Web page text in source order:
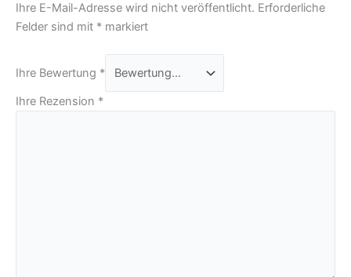
Ihre E-Mail-Adresse wird nicht veröffentlicht. Erforderliche
Felder sind mit * markiert
Ihre Bewertung *
Ihre Rezension *